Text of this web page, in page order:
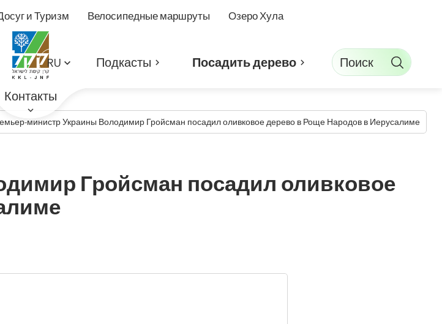
и Туризм Велосипедные маршруты Озеро Хула
Контакты
RU Подкасты Посадить дерево Поиск
министр Украины Володимир Гройсман посадил оливковое дерево в Роще Народов в Иерусалиме
Гройсман посадил оливковое